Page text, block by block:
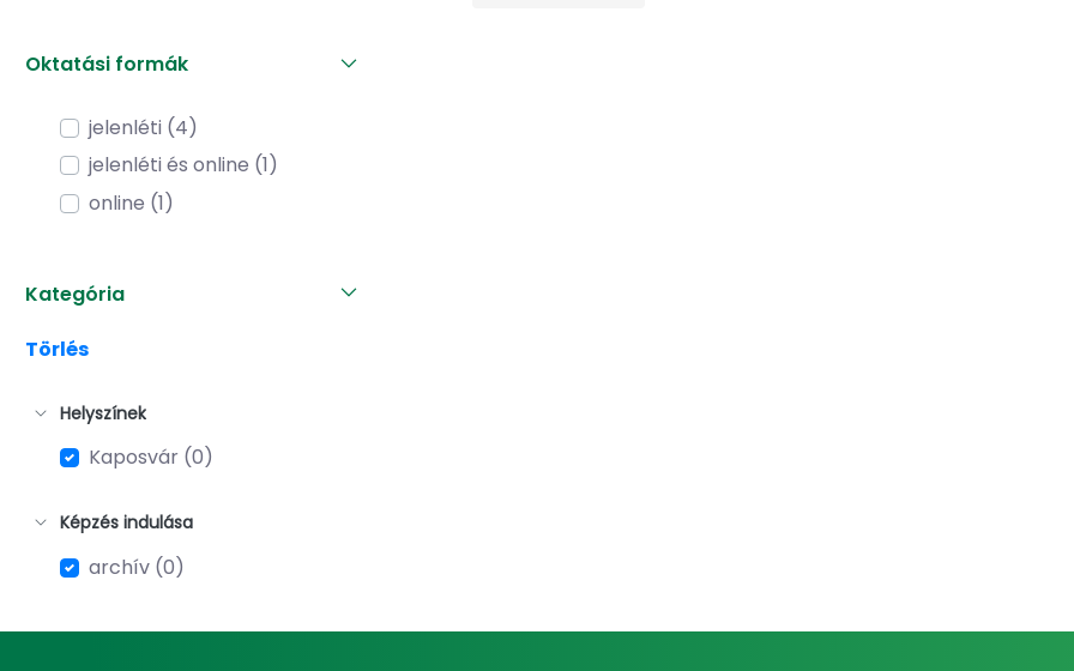
Oktatási formák
jelenléti (4)
jelenléti és online (1)
online (1)
Kategória
Törlés
Helyszínek
Kaposvár (0)
Képzés indulása
archív (0)